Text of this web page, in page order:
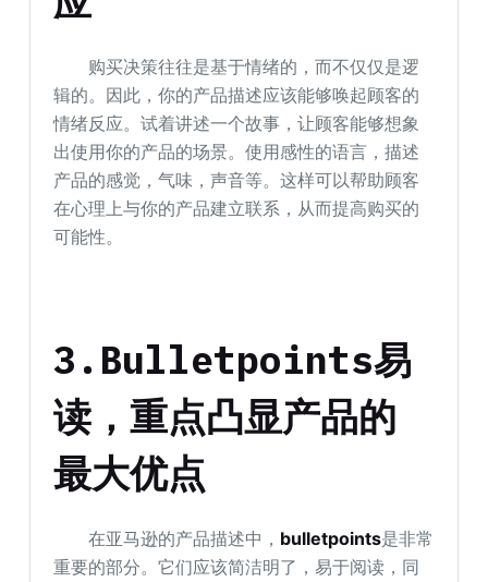
购买决策往往是基于情绪的，而不仅仅是逻
辑的。因此，你的产品描述应该能够唤起顾客的
情绪反应。试着讲述一个故事，让顾客能够想象
出使用你的产品的场景。使用感性的语言，描述
产品的感觉，气味，声音等。这样可以帮助顾客
在心理上与你的产品建立联系，从而提高购买的
可能性。
3.Bulletpoints易
读，重点凸显产品的
最大优点
在亚马逊的产品描述中， bulletpoints是非常
重要的部分。它们应该简洁明了，易于阅读，同